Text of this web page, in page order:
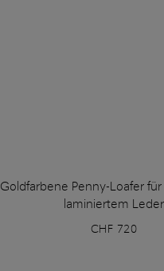
Goldfarbene Penny-Loafer
laminiertem Leder
CHF 720